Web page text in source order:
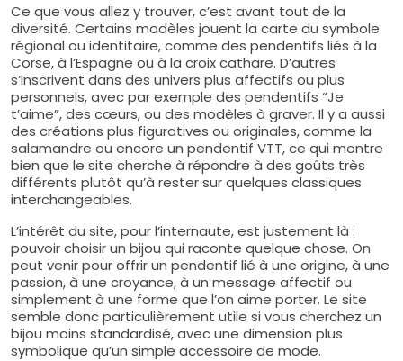
Ce que vous allez y trouver, c’est avant tout de la
diversité. Certains modèles jouent la carte du symbole
régional ou identitaire, comme des pendentifs liés à la
Corse, à l’Espagne ou à la croix cathare. D’autres
s’inscrivent dans des univers plus affectifs ou plus
personnels, avec par exemple des pendentifs “Je
t’aime”, des cœurs, ou des modèles à graver. Il y a aussi
des créations plus figuratives ou originales, comme la
salamandre ou encore un pendentif VTT, ce qui montre
bien que le site cherche à répondre à des goûts très
différents plutôt qu’à rester sur quelques classiques
interchangeables.
L’intérêt du site, pour l’internaute, est justement là :
pouvoir choisir un bijou qui raconte quelque chose. On
peut venir pour offrir un pendentif lié à une origine, à une
passion, à une croyance, à un message affectif ou
simplement à une forme que l’on aime porter. Le site
semble donc particulièrement utile si vous cherchez un
bijou moins standardisé, avec une dimension plus
symbolique qu’un simple accessoire de mode.